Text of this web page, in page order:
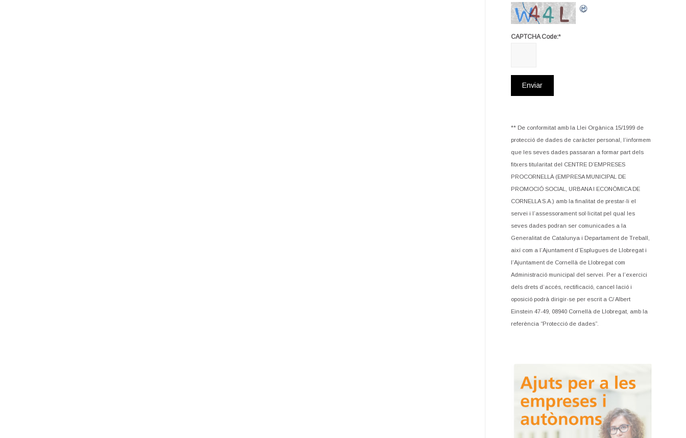
CAPTCHA Code:*
** De conformitat amb la Llei Orgànica 15/1999 de
protecció de dades de caràcter personal, l’informem
que les seves dades passaran a formar part dels
fitxers titularitat del CENTRE D’EMPRESES
PROCORNELLÀ (EMPRESA MUNICIPAL DE
PROMOCIÓ SOCIAL, URBANA I ECONÒMICA DE
CORNELLA S.A.) amb la finalitat de prestar-li el
servei i l’assessorament sol·licitat pel qual les
seves dades podran ser comunicades a la
Generalitat de Catalunya i Departament de Treball,
així com a l’Ajuntament d’Esplugues de Llobregat i
l’Ajuntament de Cornellà de Llobregat com
Administració municipal del servei. Per a l’exercici
dels drets d’accés, rectificació, cancel·lació i
oposició podrà dirigir-se per escrit a C/ Albert
Einstein 47-49, 08940 Cornellà de Llobregat, amb la
referència “Protecció de dades”.